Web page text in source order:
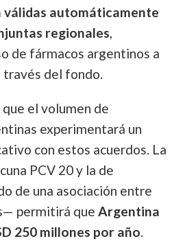
automáticamente
regionales,
de fármacos argentinos a
través del fondo.
el volumen de
experimentará un
con estos acuerdos. La
PCV 20 y la de
de una asociación entre
permitirá que Argentina
250 millones por año.